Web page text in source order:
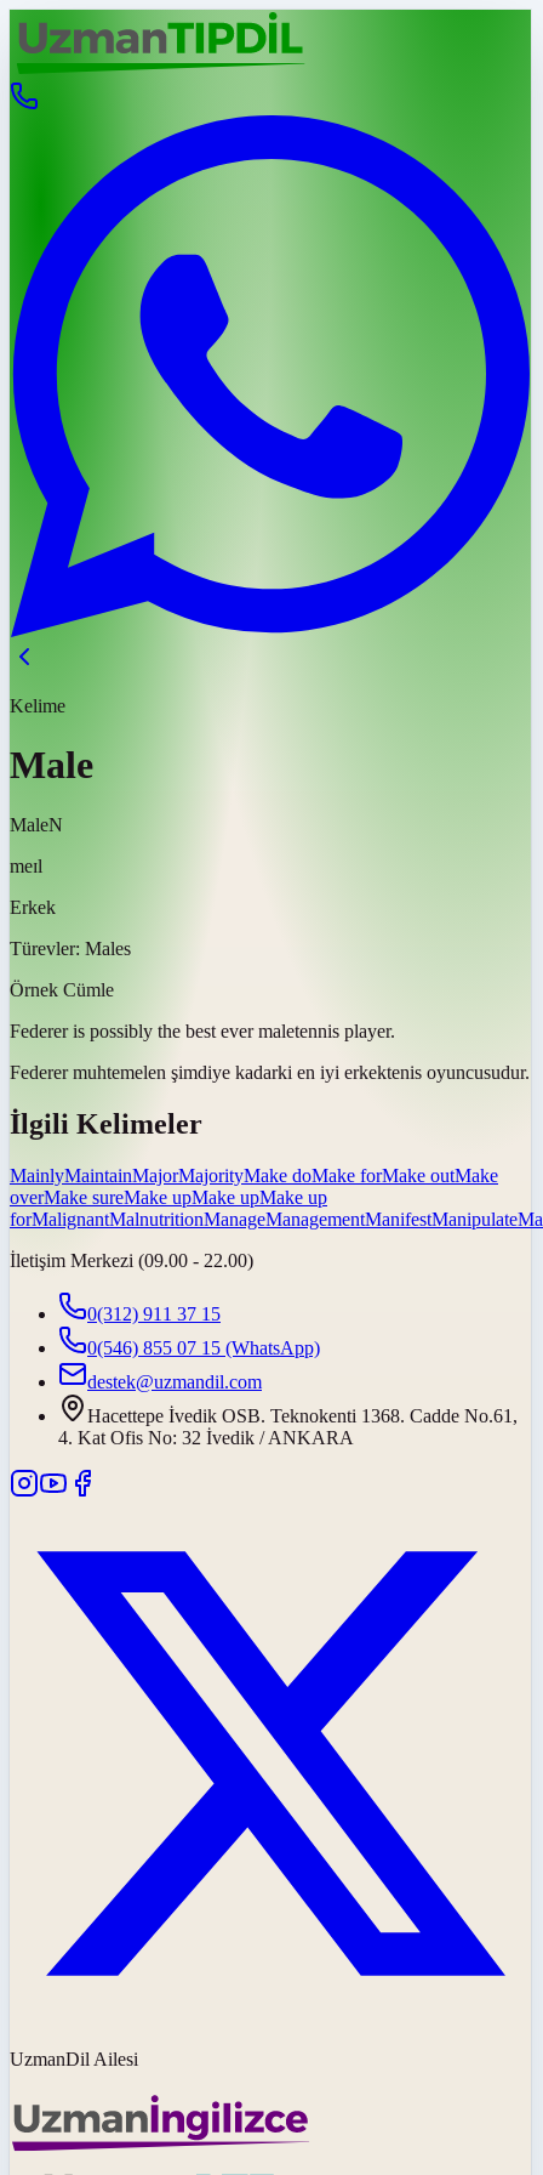
Kelime
Male
MaleN
meɪl
Erkek
Türevler: Males
Örnek Cümle
Federer is possibly the best ever maletennis player.
Federer muhtemelen şimdiye kadarki en iyi erkektenis oyuncusudur.
İlgili Kelimeler
MainlyMaintainMajorMajorityMake doMake forMake outMake
overMake sureMake upMake upMake up
forMalignantMalnutritionManageManagementManifestManipulate
İletişim Merkezi (09.00 - 22.00)
0(312) 911 37 15
0(546) 855 07 15 (WhatsApp)
destek@uzmandil.com
Hacettepe İvedik OSB. Teknokenti 1368. Cadde No.61,
4. Kat Ofis No: 32 İvedik / ANKARA
UzmanDil Ailesi